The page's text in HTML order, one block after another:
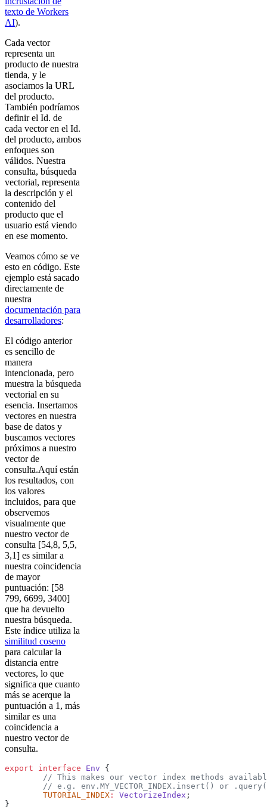
texto de Workers
AI).
Cada vector
representa un
producto de nuestra
tienda, y le
asociamos la URL
del producto.
También podríamos
definir el Id. de
cada vector en el Id.
del producto, ambos
enfoques son
válidos. Nuestra
consulta, búsqueda
vectorial, representa
la descripción y el
contenido del
producto que el
usuario está viendo
en ese momento.
Veamos cómo se ve
esto en código. Este
ejemplo está sacado
directamente de
nuestra
documentación para
desarrolladores:
El código anterior
es sencillo de
manera
intencionada, pero
muestra la búsqueda
vectorial en su
esencia. Insertamos
vectores en nuestra
base de datos y
buscamos vectores
próximos a nuestro
vector de
consulta.Aquí están
los resultados, con
los valores
incluidos, para que
observemos
visualmente que
nuestro vector de
consulta [54,8, 5,5,
3,1] es similar a
nuestra coincidencia
de mayor
puntuación: [58
799, 6699, 3400]
que ha devuelto
nuestra búsqueda.
Este índice utiliza la
similitud coseno
para calcular la
distancia entre
vectores, lo que
significa que cuanto
más se acerque la
puntuación a 1, más
similar es una
coincidencia a
nuestro vector de
consulta.
export interface Env {
// This makes our vector index methods
// e.g. env.MY_VECTOR_INDEX.insert() or
	TUTORIAL_INDEX
: VectorizeIndex ;
}